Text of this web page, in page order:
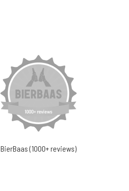
BierBaas (1000+ reviews)